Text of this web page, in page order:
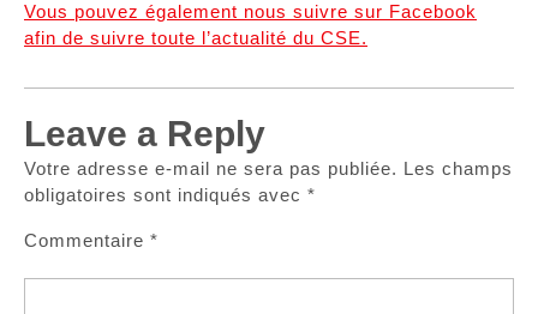
Vous pouvez également nous suivre sur Facebook
afin de suivre toute l’actualité du CSE.
Leave a Reply
Votre adresse e-mail ne sera pas publiée. Les champs
obligatoires sont indiqués avec *
Commentaire *